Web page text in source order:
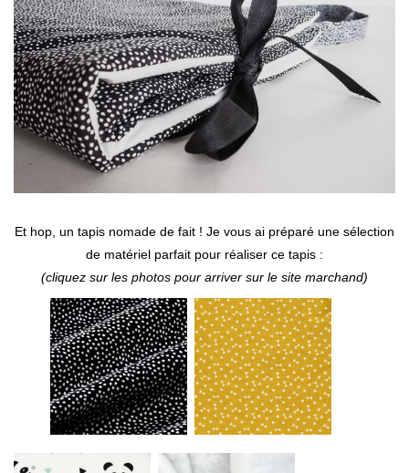
Et hop, un tapis nomade de fait ! Je vous ai préparé une sélection
de matériel parfait pour réaliser ce tapis :
(cliquez sur les photos pour arriver sur le site marchand)